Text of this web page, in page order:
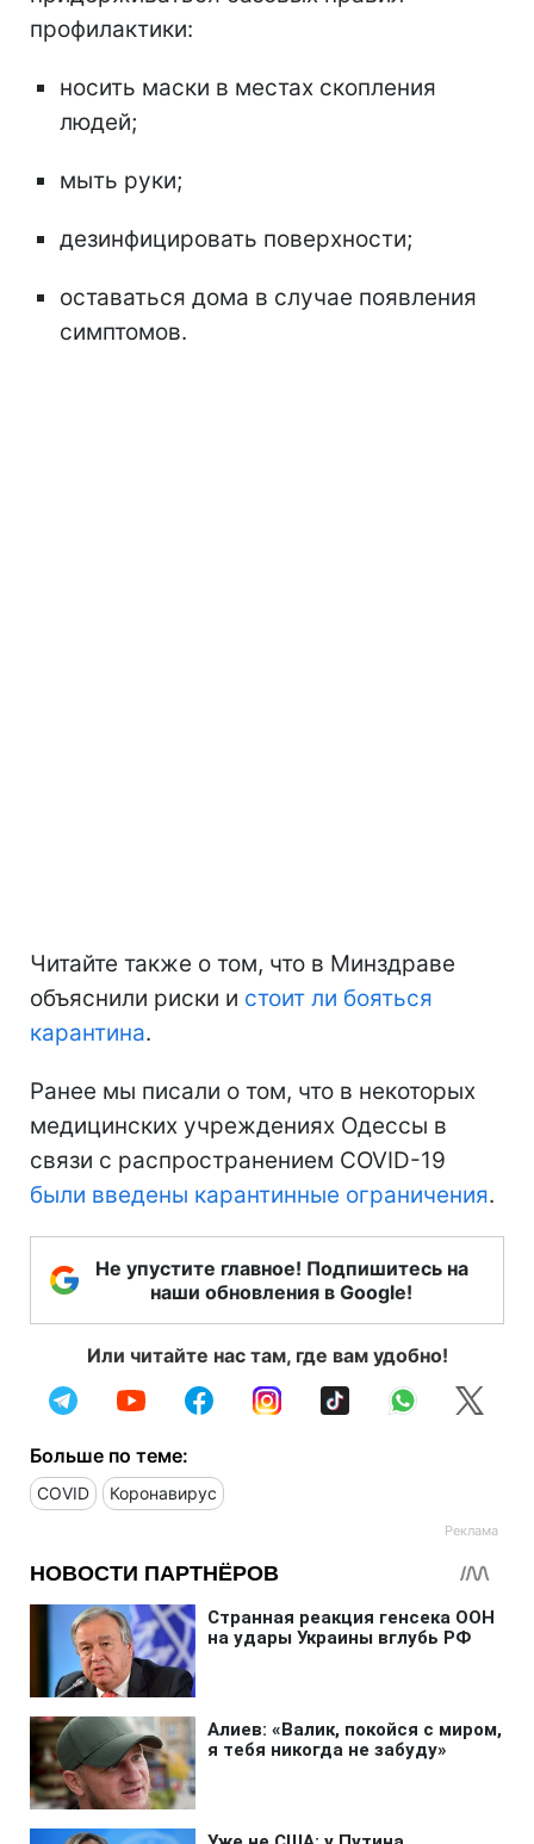
профилактики:
носить маски в местах скопления
людей;
мыть руки;
дезинфицировать поверхности;
оставаться дома в случае появления
симптомов.
Читайте также о том, что в Минздраве
объяснили риски и стоит ли бояться
карантина.
Ранее мы писали о том, что в некоторых
медицинских учреждениях Одессы в
связи с распространением COVID-19
были введены карантинные ограничения.
Не упустите главное! Подпишитесь на
наши обновления в Google!
Или читайте нас там, где вам удобно!
Больше по теме:
COVID Коронавирус